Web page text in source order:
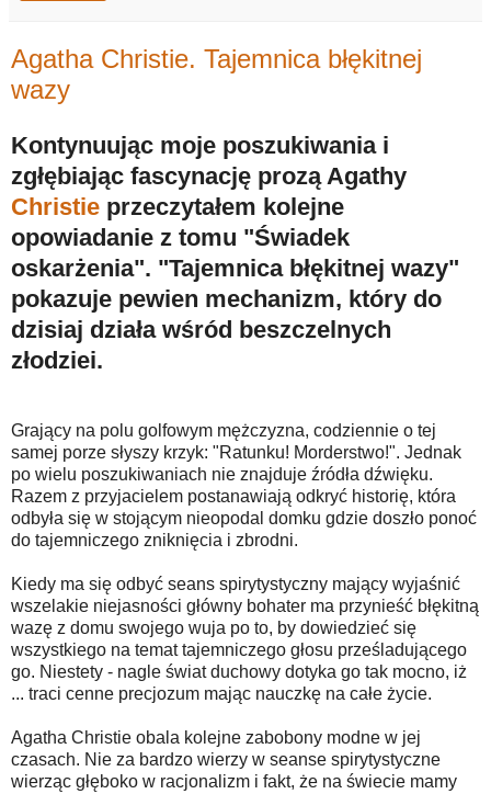
Agatha Christie. Tajemnica błękitnej
wazy
Kontynuując moje poszukiwania i
zgłębiając fascynację prozą Agathy
Christie przeczytałem kolejne
opowiadanie z tomu "Świadek
oskarżenia". "Tajemnica błękitnej wazy"
pokazuje pewien mechanizm, który do
dzisiaj działa wśród beszczelnych
złodziei.
Grający na polu golfowym mężczyzna, codziennie o tej
samej porze słyszy krzyk: "Ratunku! Morderstwo!". Jednak
po wielu poszukiwaniach nie znajduje źródła dźwięku.
Razem z przyjacielem postanawiają odkryć historię, która
odbyła się w stojącym nieopodal domku gdzie doszło ponoć
do tajemniczego zniknięcia i zbrodni.
Kiedy ma się odbyć seans spirytystyczny mający wyjaśnić
wszelakie niejasności główny bohater ma przynieść błękitną
wazę z domu swojego wuja po to, by dowiedzieć się
wszystkiego na temat tajemniczego głosu prześladującego
go. Niestety - nagle świat duchowy dotyka go tak mocno, iż
... traci cenne precjozum mając nauczkę na całe życie.
Agatha Christie obala kolejne zabobony modne w jej
czasach. Nie za bardzo wierzy w seanse spirytystyczne
wierząc głęboko w racjonalizm i fakt, że na świecie mamy